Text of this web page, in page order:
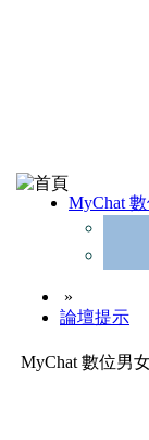
MyChat
»
論壇提示
MyChat 數位男